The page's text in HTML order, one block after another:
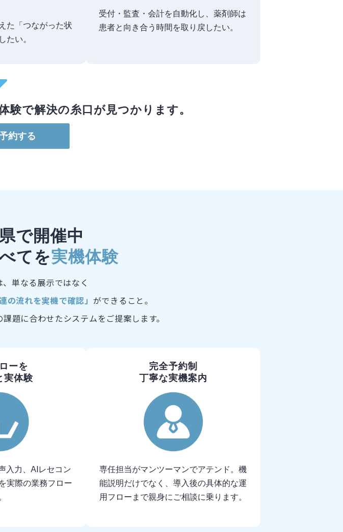
た「つながった状
たい。
受付・監査・会計を自動化し、薬剤師は
患者と向き合う時間を取り戻したい。
験で解決の糸口が見つかります。
約する
で開催中
てを実機体験
単なる展示ではなく
の流れを実機で確認」 ができること。
題に合わせたシステムをご提案します。
ーを
実体験
入力、AIレセコン
実際の業務フロー
完全予約制
丁寧な実機案内
専任担当がマンツーマンでアテンド。機
能説明だけでなく、導入後の具体的な運
用フローまで親身にご相談に乗ります。